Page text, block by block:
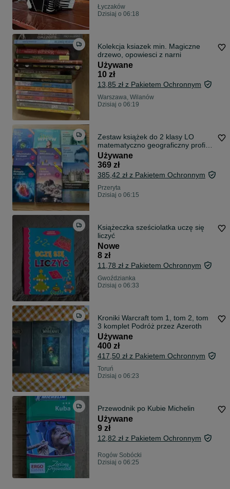
Łyczaków
Dzisiaj o 06:18
Kolekcja ksiazek min. Magiczne
drzewo, opowiesci z narni
Używane
10 zł
13,85 zł z Pakietem Ochronnym
Warszawa, Wilanów
Dzisiaj o 06:19
Zestaw książek do 2 klasy LO
matematyczno geograficzny profil
Używane
369 zł
385,42 zł z Pakietem Ochronnym
Przeryta
Dzisiaj o 06:15
Książeczka sześciolatka uczę się
liczyć
Nowe
8 zł
11,78 zł z Pakietem Ochronnym
Gwoździanka
Dzisiaj o 06:33
Kroniki Warcraft tom 1, tom 2, tom
3 komplet Podróż przez Azeroth
Używane
400 zł
417,50 zł z Pakietem Ochronnym
Toruń
Dzisiaj o 06:23
Przewodnik po Kubie Michelin
Używane
9 zł
12,82 zł z Pakietem Ochronnym
Rogów Sobócki
Dzisiaj o 06:25